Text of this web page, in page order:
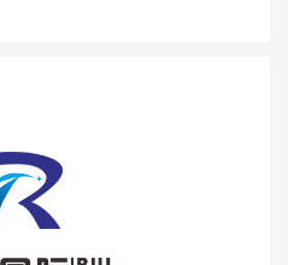
司的国际化特点。